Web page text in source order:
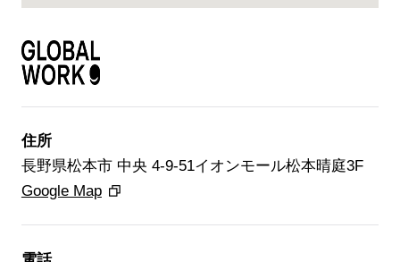
住所
長野県松本市 中央 4-9-51イオンモール松本晴庭3F
Google Map